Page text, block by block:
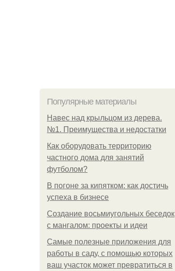
Популярные материалы
Навес над крыльцом из дерева.
№1. Преимущества и недостатки
Как оборудовать территорию
частного дома для занятий
футболом?
В погоне за кипятком: как достичь
успеха в бизнесе
Создание восьмиугольных беседок
с мангалом: проекты и идеи
Самые полезные приложения для
работы в саду, с помощью которых
ваш участок может превратиться в